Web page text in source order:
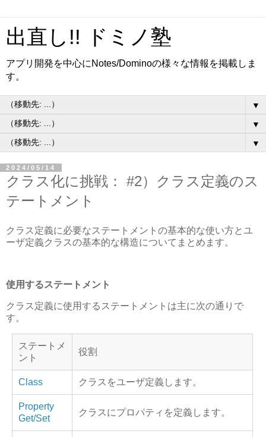
出直し!! ドミノ塾
アプリ開発を中心にNotes/Dominoの様々な情報を掲載しま
す。
▼
▼
▼
2024/05/14
クラス化に挑戦： #2）クラス定義のス
テートメント
クラス定義に必要なステートメントの基本的な使い方とユ
ーザ定義クラスの基本的な構造についてまとめます。
使用するステートメント
クラス定義に使用するステートメントは主に次の通りで
す。
ステートメ
ント
役割
Class クラスをユーザ定義します。
Property
Get/Set
クラスにプロパティを定義します。